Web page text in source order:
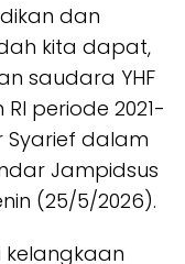
dan
kita dapat,
saudara YHF
periode 2021-
Syarief dalam
Jampidsus
(25/5/2026).
kelangkaan